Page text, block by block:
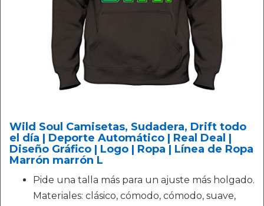
Wild Soul Camisetas, Sudadera, Drift todo
el día | Deporte Automático | Real Deal |
Diseño Gráfico | Logo | Ropa | Línea de Ropa
Marrón marrón L
Pide una talla más para un ajuste más holgado.
Materiales: clásico, cómodo, cómodo, suave,